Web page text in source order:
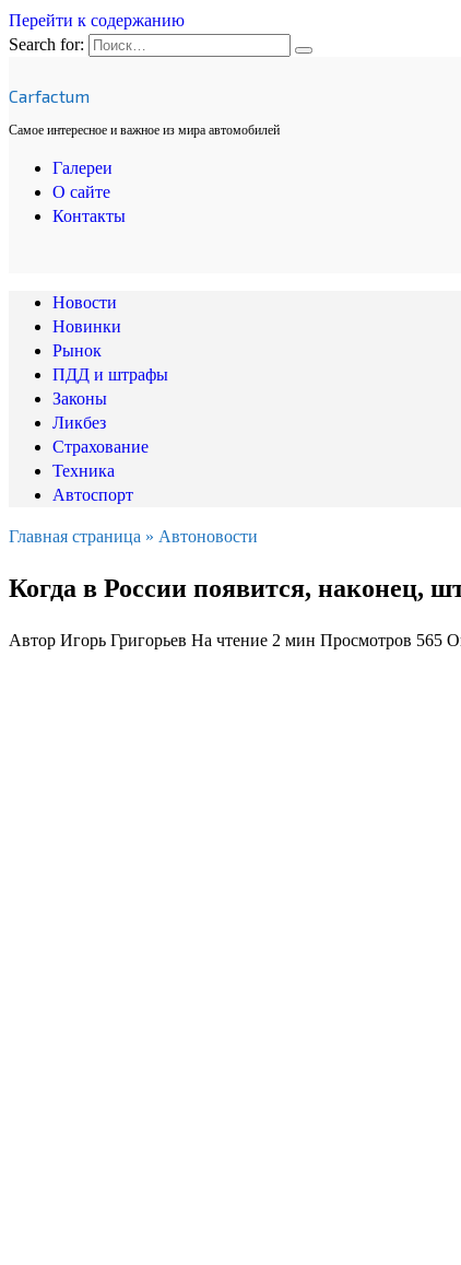
Перейти к содержанию
Search for:
Carfactum
Самое интересное и важное из мира автомобилей
Галереи
О сайте
Контакты
Новости
Новинки
Рынок
ПДД и штрафы
Законы
Ликбез
Страхование
Техника
Автоспорт
Главная страница » Автоновости
Когда в России появится, наконец,
Автор Игорь Григорьев На чтение 2 мин Просмотров 565